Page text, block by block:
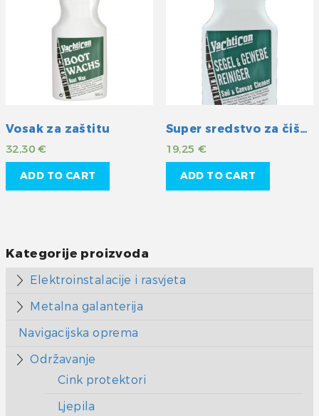
Vosak za zaštitu
32,30€
ADD TO CART
Super sredstvo za čišćenje jedara i platna
19,25€
ADD TO CART
Kategorije proizvoda
Elektroinstalacije i rasvjeta
Metalna galanterija
Navigacijska oprema
Održavanje
Cink protektori
Ljepila